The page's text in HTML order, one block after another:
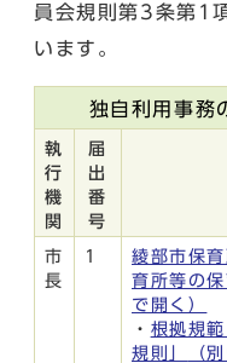
員会規則第3条第1
います。
独自利用事務
執
行
機
関
届
出
番
号
市
長
1
綾部市保
育所等の
で開く）
・ 根拠規
規則」
（